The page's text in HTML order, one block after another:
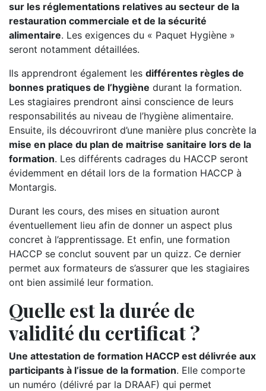
sur les réglementations relatives au secteur de la
restauration commerciale et de la sécurité
alimentaire. Les exigences du « Paquet Hygiène »
seront notamment détaillées.
Ils apprendront également les différentes règles de
bonnes pratiques de l’hygiène durant la formation.
Les stagiaires prendront ainsi conscience de leurs
responsabilités au niveau de l’hygiène alimentaire.
Ensuite, ils découvriront d’une manière plus concrète la
mise en place du plan de maitrise sanitaire lors de la
formation. Les différents cadrages du HACCP seront
évidemment en détail lors de la formation HACCP à
Montargis.
Durant les cours, des mises en situation auront
éventuellement lieu afin de donner un aspect plus
concret à l’apprentissage. Et enfin, une formation
HACCP se conclut souvent par un quizz. Ce dernier
permet aux formateurs de s’assurer que les stagiaires
ont bien assimilé leur formation.
Quelle est la durée de
validité du certificat ?
Une attestation de formation HACCP est délivrée aux
participants à l’issue de la formation. Elle comporte
un numéro (délivré par la DRAAF) qui permet